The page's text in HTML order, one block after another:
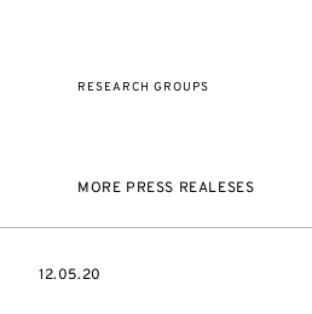
RESEARCH GROUPS
MORE PRESS REALESES
DATE
12.05.20